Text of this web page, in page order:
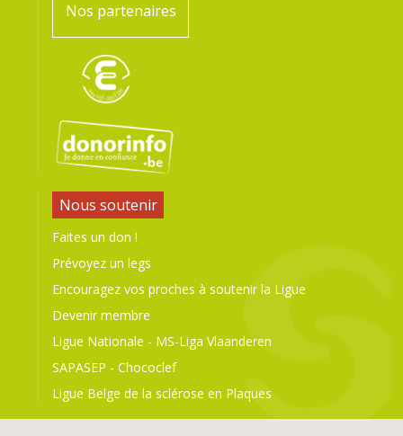
Nos partenaires
Nous soutenir
Faites un don !
Prévoyez un legs
Encouragez vos proches à soutenir la Ligue
Devenir membre
Ligue Nationale - MS-Liga Vlaanderen
SAPASEP -Chococlef
Ligue Belge de la sclérose en Plaques